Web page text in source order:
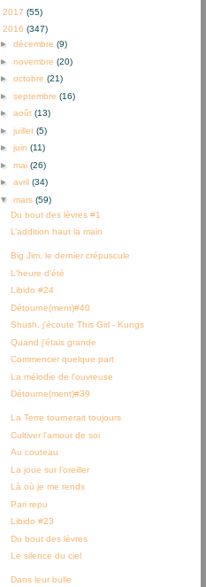
2017 (55)
2016 (347)
► décembre (9)
► novembre (20)
► octobre (21)
► septembre (16)
► août (13)
► juillet (5)
► juin (11)
► mai (26)
► avril (34)
▼ mars (59)
Du bout des lèvres #1
L’addition haut la main
Big Jim, le dernier crépuscule
L'heure d’été
Libido #24
Détourne(ment)#40
Shush, j'écoute This Girl - Kungs
Quand j'étais grande
Commencer quelque part
La mélodie de l'ouvreuse
Détourne(ment)#39
La Terre tournerait toujours
Cultiver l'amour de soi
Au couteau
La joue sur l’oreiller
Là où je me rends
Pari repu
Libido #23
Du bout des lèvres
Le silence du ciel
Dans leur bulle